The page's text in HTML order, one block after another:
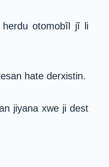
otomobîl jî li
hate derxistin.
jiyana xwe ji dest